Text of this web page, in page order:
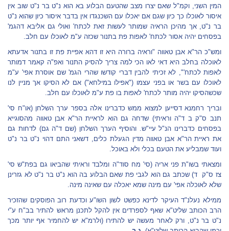
המין השני, וקמ"ל שאם יצרו מצב שהטעם הבלוע בא הוא נ"ט בר נ"ט שוב אין
איסור לאוכלו כך כיון שגם אם יאכלו עם השכנגדו אין בדבר איסור כיון שהוא נ"ט
בר נ"ט, אך מהיכן הראיה שמותר לעשות זאת לכתח' ואולי גם אליבא דהגמ'
בפסחים יהיה אסור לכתח' לאפות פת בתנור שכזה ע"מ לאוכלו עם חלב.
ומש"כ הר"א אבן טאווה "וראיה ברורה היא זו דהא אפיית פת זו בתנור אדעתא
לאוכלה בחלב היא דאי לאו הכי למה צריך להסיק התנור ואפ"ה קאמר דמותר
לאפות לכתח'", לא זכיתי להבין דברי קודשו שהרי הגמ' שם אוסרת אפי' ע"מ
לאוכלו עם בשר או בפני עצמו ("אפילו במילחא") אם לא הסיקו אך מניין לנו
שכשהסיקו יהיה מותר לכתח' לאפות בו פת ע"מ לאוכלו עם חלב.
ובריך רחמנא דסייען למצוא ממש כדברינו אלה בספר ערך השלחן (או"ח סי'
תנב ס"ק ב ד"ה וראיתי) שדחה גם הוא לראיית הר"א אבן טאווה מהסוגייא
בפסחים כדברינו הנ"ל עיי"ש. והוסיף הערך השלחן (שם ד"ה גם) לדחות גם
את ראיית הר"א אבן טאווה מדין הגעלת כלים, דשאני התם דהוי נ"ט בר נ"ט
ועוד שמבליע את הטעם בכלי ולא באוכל.
ומצאתי בשו"ת פני אריה (סי' מח סוד"ה ומלבד וראיתי שהביאו גם בפת"ש סי'
צז ס"ק ד) שכתב גם הוא לגבי פת שאם הבלוע בה הוא נ"ט בר נ"ט לא גזרינן
שלא לאוכלה אפי' עם מינה שמא יאכלה עם שאינה מינה.
ממילא נעלנ"ד העיקר לדינא כפשט לשון השו"ע וכדעת רוב הפוסקים שהזכיר
הרב הכותב שליט"א שאף לספרדים אין להקל לתכנן מראש להתיר בב"ח ע"י
נ"ט בר נ"ט, ורק לאחר מעשה יש להתירו (ולרמ"א יש להחמיר אף יותר מכך